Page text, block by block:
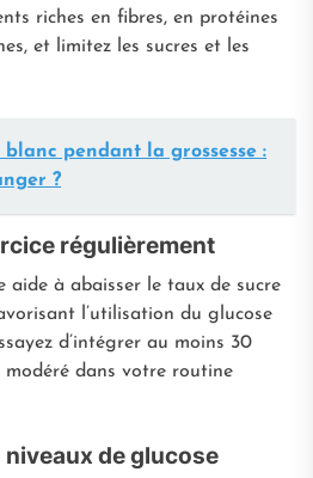
riches en fibres, en protéines
et limitez les sucres et les
blanc pendant la grossesse :
?
régulièrement
aide à abaisser le taux de sucre
l’utilisation du glucose
d’intégrer au moins 30
modéré dans votre routine
de glucose